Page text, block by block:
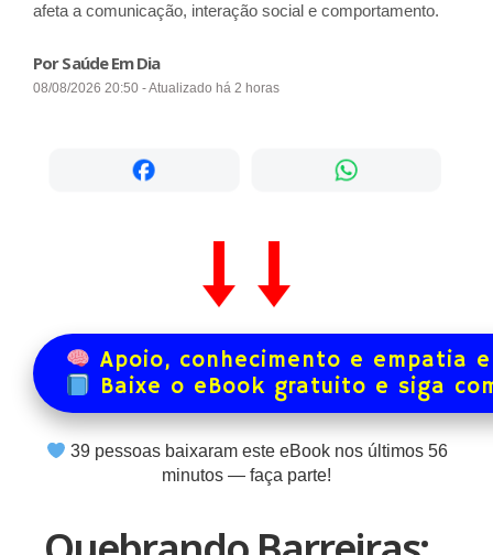
afeta a comunicação, interação social e comportamento.
Por Saúde Em Dia
08/08/2026 20:50 - Atualizado há 2 horas
Apoio, conhecimento e empatia
Baixe o eBook gratuito e siga
39pessoas baixaram este eBook nos últimos 56
minutos — faça parte!